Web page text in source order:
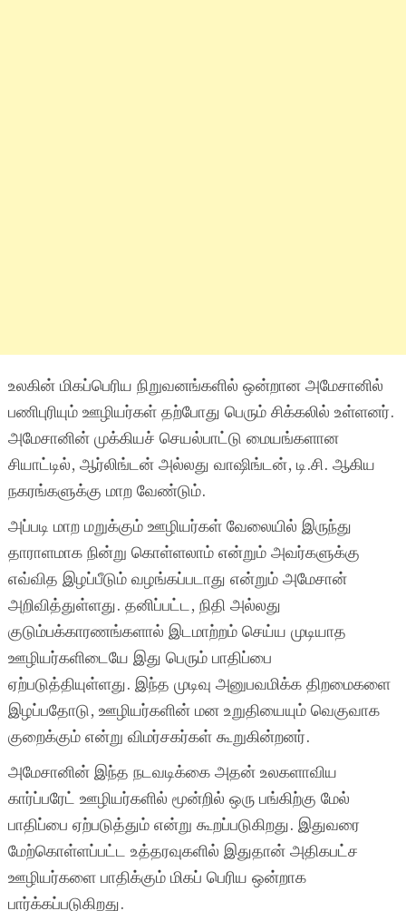
உலகின் மிகப்பெரிய நிறுவனங்களில் ஒன்றான அமேசானில்
பணிபுரியும் ஊழியர்கள் தற்போது பெரும் சிக்கலில் உள்ளனர்.
அமேசானின் முக்கியச் செயல்பாட்டு மையங்களான
சியாட்டில், ஆர்லிங்டன் அல்லது வாஷிங்டன், டி.சி. ஆகிய
நகரங்களுக்கு மாற வேண்டும்.
அப்படி மாற மறுக்கும் ஊழியர்கள் வேலையில் இருந்து
தாராளமாக நின்று கொள்ளலாம் என்றும் அவர்களுக்கு
எவ்வித இழப்பீடும் வழங்கப்படாது என்றும் அமேசான்
அறிவித்துள்ளது. தனிப்பட்ட, நிதி அல்லது
குடும்பக்காரணங்களால் இடமாற்றம் செய்ய முடியாத
ஊழியர்களிடையே இது பெரும் பாதிப்பை
ஏற்படுத்தியுள்ளது. இந்த முடிவு அனுபவமிக்க திறமைகளை
இழப்பதோடு, ஊழியர்களின் மன உறுதியையும் வெகுவாக
குறைக்கும் என்று விமர்சகர்கள் கூறுகின்றனர்.
அமேசானின் இந்த நடவடிக்கை அதன் உலகளாவிய
கார்ப்பரேட் ஊழியர்களில் மூன்றில் ஒரு பங்கிற்கு மேல்
பாதிப்பை ஏற்படுத்தும் என்று கூறப்படுகிறது. இதுவரை
மேற்கொள்ளப்பட்ட உத்தரவுகளில் இதுதான் அதிகபட்ச
ஊழியர்களை பாதிக்கும் மிகப் பெரிய ஒன்றாக
பார்க்கப்படுகிறது.